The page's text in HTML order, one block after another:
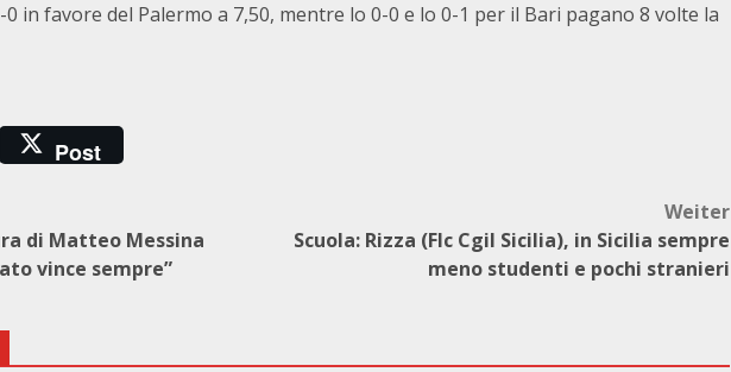
0 in favore del Palermo a 7,50, mentre lo 0-0 e lo 0-1 per il Bari pagano 8 volte la
Post
di Matteo Messina
vince sempre”
Weiter
Scuola: Rizza (Flc Cgil Sicilia), in Sicilia sempre
meno studenti e pochi stranieri